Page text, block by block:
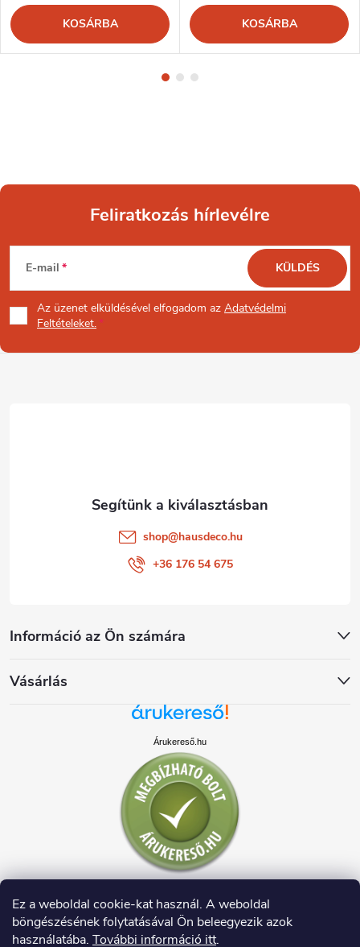
Ez a weboldal cookie-kat használ. A weboldal
böngészésének folytatásával Ön beleegyezik azok
használatába. További információ itt.
KOSÁRBA KOSÁRBA
L
á
b
Feliratkozás hírlevélre
E-mail
Az üzenet elküldésével elfogadom az Adatvédelmi
Feltételeket.
KÜLDÉS
Információ az Ön számára
Vásárlás
shop@hausdeco.hu
+36 176 54 675
Árukereső.hu